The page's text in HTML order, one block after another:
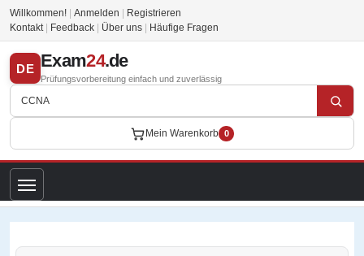
Willkommen! Anmelden
Registrieren
Kontakt
Feedback Über uns Häufige Fragen
DE Exam24.de
Prüfungsvorbereitung einfach und zuverlässig
Mein Warenkorb 0